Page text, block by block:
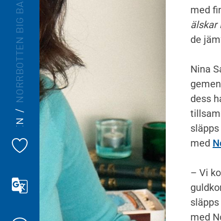
NORRBOTTENSMUSIKEN
NORRBOTTEN BIG BAND
med
älskar
de
Nina
dess
med
– Vi
med